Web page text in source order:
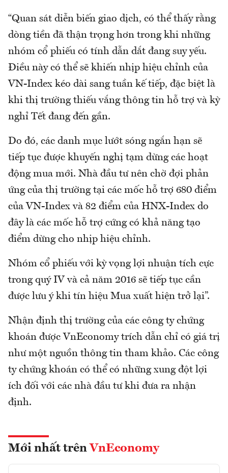
“Quan sát diễn biến giao dịch, có thể thấy rằng
dòng tiền đã thận trọng hơn trong khi những
nhóm cổ phiếu có tính dẫn dắt đang suy yếu.
Điều này có thể sẽ khiến nhịp hiệu chỉnh của
VN-Index kéo dài sang tuần kế tiếp, đặc biệt là
khi thị trường thiếu vắng thông tin hỗ trợ và kỳ
nghỉ Tết đang đến gần.
Do đó, các danh mục lướt sóng ngắn hạn sẽ
tiếp tục được khuyến nghị tạm dừng các hoạt
động mua mới. Nhà đầu tư nên chờ đợi phản
ứng của thị trường tại các mốc hỗ trợ 680 điểm
của VN-Index và 82 điểm của HNX-Index do
đây là các mốc hỗ trợ cứng có khả năng tạo
điểm dừng cho nhịp hiệu chỉnh.
Nhóm cổ phiếu với kỳ vọng lợi nhuận tích cực
trong quý IV và cả năm 2016 sẽ tiếp tục cần
được lưu ý khi tín hiệu Mua xuất hiện trở lại”.
Nhận định thị trường của các công ty chứng
khoán được VnEconomy trích dẫn chỉ có giá trị
như một nguồn thông tin tham khảo. Các công
ty chứng khoán có thể có những xung đột lợi
ích đối với các nhà đầu tư khi đưa ra nhận
định.
Mới nhất trên VnEconomy